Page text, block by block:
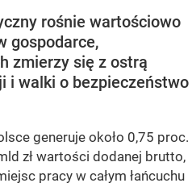
rośnie wartościowo
gospodarce,
zmierzy się z ostrą
i walki o bezpieczeństwo
generuje około 0,75 proc.
zł wartości dodanej brutto,
pracy w całym łańcuchu